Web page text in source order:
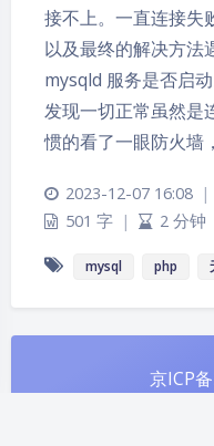
夜间模式
接不上。一直连接失
以及最终的解决方法
mysqld 服务是否启
发现一切正常虽然是
惯的看了一眼防火墙
2023-12-07 16:08 |
501 字 | 2 分钟
mysql php
京ICP